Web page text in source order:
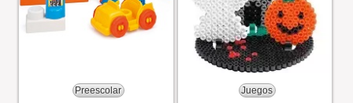
Preescolar Juegos